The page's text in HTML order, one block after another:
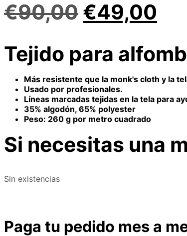
€90,00 El
original
era:
€90,00.
€49,00
es:
Tejido para
Más resistente que la monk's cloth y la
Usado por profesionales.
Líneas marcadas tejidas en la tela para
35% algodón, 65% polyester
Peso: 260 g por metro cuadrado
Si necesitas una
Sin existencias
Paga tu pedido mes a